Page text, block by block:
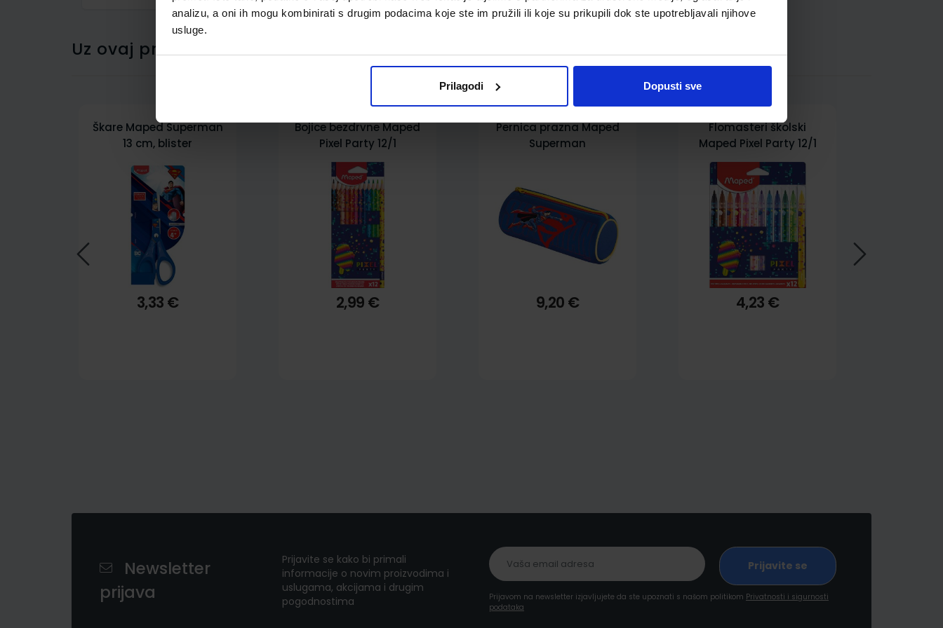
analizu, a oni ih mogu kombinirati s drugim podacima koje ste im pružili ili koje su prikupili dok ste upotrebljavali njihove
usluge.
Prilagodi Dopusti sve
Uz ovaj proizvod kupci su kupili i ovo…
Škare Maped Superman
13 cm, blister
3,33 €
Bojice bezdrvne Maped
Pixel Party 12/1
2,99 €
Pernica prazna Maped
Superman
9,20 €
Flomasteri školski
Maped Pixel Party 12/1
4,23 €
Newsletter
prijava
Prijavite se kako bi primali
informacije o novim proizvodima i
uslugama, akcijama i drugim
pogodnostima
Prijavom na newsletter izjavljujete da ste upoznati s našom politikom Privatnosti i sigurnosti
podataka